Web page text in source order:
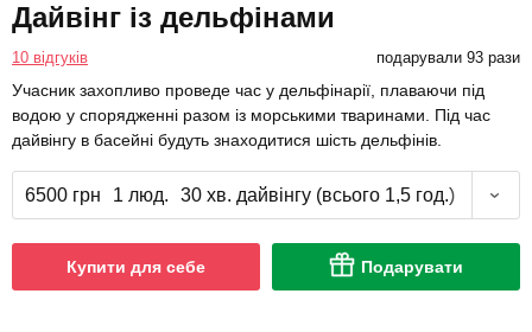
Дайвінг із дельфінами
10 відгуків подарували 93 рази
Учасник захопливо проведе час у дельфінарії, плаваючи під
водою у спорядженні разом із морськими тваринами. Під час
дайвінгу в басейні будуть знаходитися шість дельфінів.
6500 грн 1 люд. 30 хв. дайвінгу (всього 1,5 год.)
Купити для себе Подарувати